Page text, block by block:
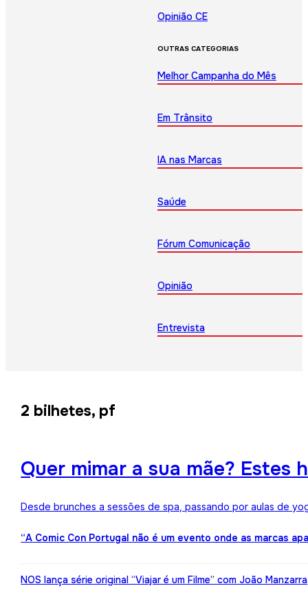
Opinião CE
OUTRAS CATEGORIAS
Melhor Campanha do Mês
Em Trânsito
IA nas Marcas
Saúde
Fórum Comunicação
Opinião
Entrevista
2 bilhetes, pf
Quer mimar a sua mãe? Estes
Desde brunches a sessões de spa, passando por aulas de
“A Comic Con Portugal não é um evento onde as marcas
NOS lança série original “Viajar é um Filme” com João